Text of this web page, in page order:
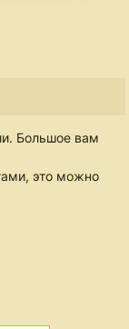
Большое вам
это можно